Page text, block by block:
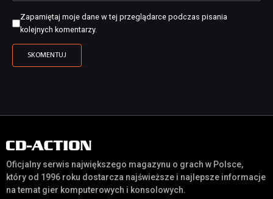
Zapamiętaj moje dane w tej przeglądarce podczas pisania
kolejnych komentarzy.
Oficjalny serwis największego magazynu o grach w Polsce,
który od 1996 roku dostarcza najświeższe i najlepsze informacje
na temat gier komputerowych i konsolowych.